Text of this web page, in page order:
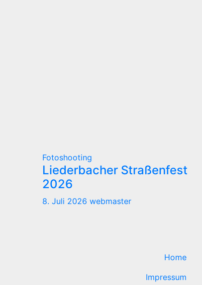
Fotoshooting
Liederbacher Straßenfest
2026
8. Juli 2026 webmaster
Home
Impressum